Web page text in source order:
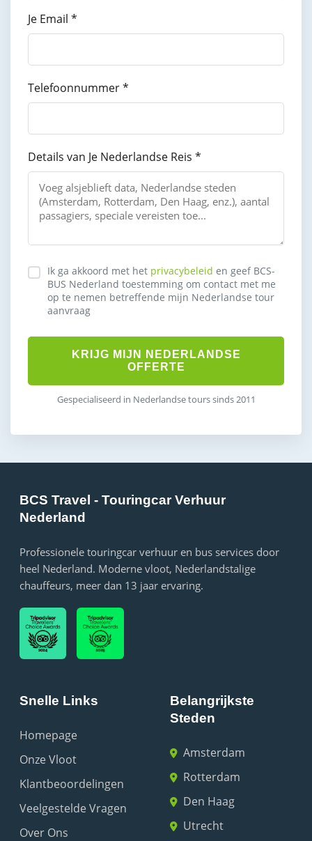
Je Email *
Telefoonnummer *
Details van Je Nederlandse Reis *
Ik ga akkoord met het privacybeleid en geef BCS-
BUS Nederland toestemming om contact met me
op te nemen betreffende mijn Nederlandse tour
aanvraag
KRIJG MIJN NEDERLANDSE
OFFERTE
Gespecialiseerd in Nederlandse tours sinds 2011
BCS Travel - Touringcar Verhuur
Nederland
Professionele touringcar verhuur en bus services door
heel Nederland. Moderne vloot, Nederlandstalige
chauffeurs, meer dan 13 jaar ervaring.
Snelle Links
Homepage
Onze Vloot
Klantbeoordelingen
Veelgestelde Vragen
Over Ons
Belangrijkste
Steden
Amsterdam
Rotterdam
Den Haag
Utrecht